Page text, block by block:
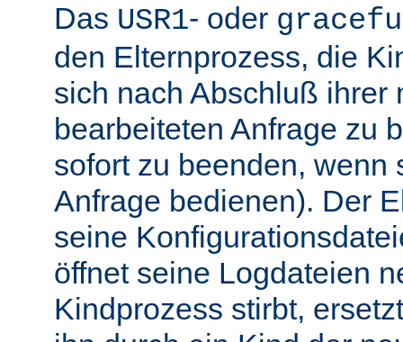
Das USR1- oder
den Elternprozess, die
sich nach Abschluß ihrer
bearbeiteten Anfrage zu
sofort zu beenden, wenn
Anfrage bedienen). Der
seine
öffnet seine Logdateien
Kindprozess stirbt,